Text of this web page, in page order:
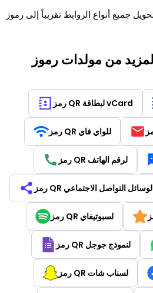
رمز QR لبطاقة vCard
رمز QR للواي فاي
رمز QR لرقم الهاتف
رمز QR لوسائل التواصل الاجتماعي
رمز QR لسبوتيفاي
رمز QR لنموذج جوجل
رمز QR لسناب شات